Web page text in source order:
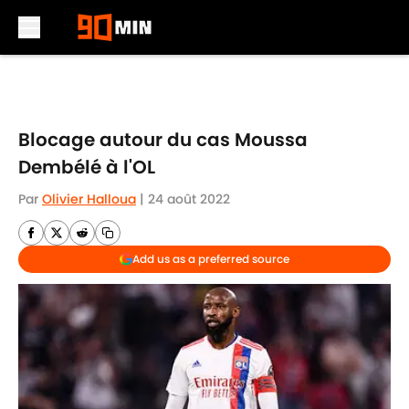
Blocage autour du cas Moussa
Dembélé à l'OL
Par Olivier Halloua | 24 août 2022
Add us as a preferred source